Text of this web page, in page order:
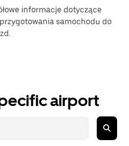
informacje dotyczące
samochodu do
airport